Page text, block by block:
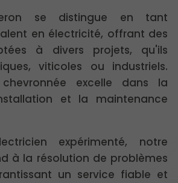
se distingue en tant
en électricité, offrant des
à divers projets, qu'ils
viticoles ou industriels.
excelle dans la
et la maintenance
expérimenté, notre
à la résolution de problèmes
un service fiable et